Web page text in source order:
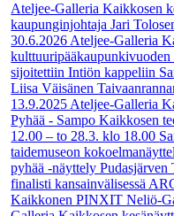
Ateljee-Galleria Kaikkosen
kaupunginjohtaja Jari
30.6.2026 Ateljee-Galleria
kulttuuripääkaupunkivuoden
sijoitettiin Intiön kappeliin
Liisa Väisänen
13.9.2025 Ateljee-Galleria
Pyhää - Sampo Kaikkosen
12.00 – to 28.3. klo 18.00
taidemuseon
pyhää -näyttely Pudasjärven
finalisti kansainvälisessä
Kaikkonen PINXIT Neliö-